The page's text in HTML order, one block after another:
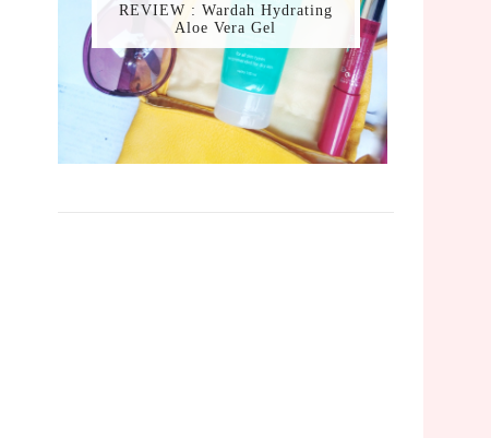
REVIEW : Wardah Hydrating
Aloe Vera Gel